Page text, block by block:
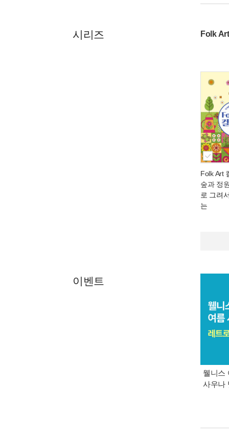
시리즈 Folk
Folk Art
숲과 정
로 그려
는
이벤트
웰니스
사우나